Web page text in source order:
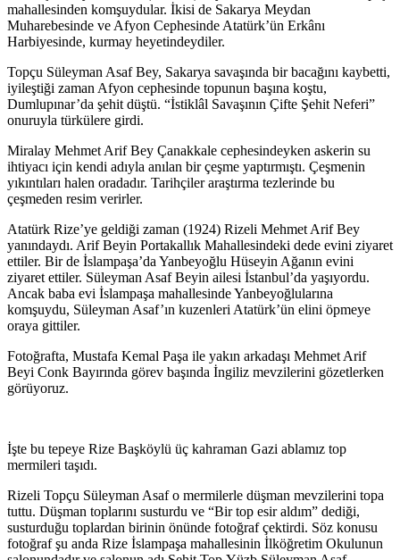
mahallesinden komşuydular. İkisi de Sakarya Meydan
Muharebesinde ve Afyon Cephesinde Atatürk’ün Erkânı
Harbiyesinde, kurmay heyetindeydiler.
Topçu Süleyman Asaf Bey, Sakarya savaşında bir bacağını kaybetti,
iyileştiği zaman Afyon cephesinde topunun başına koştu,
Dumlupınar’da şehit düştü. “İstiklâl Savaşının Çifte Şehit Neferi”
onuruyla türkülere girdi.
Miralay Mehmet Arif Bey Çanakkale cephesindeyken askerin su
ihtiyacı için kendi adıyla anılan bir çeşme yaptırmıştı. Çeşmenin
yıkıntıları halen oradadır. Tarihçiler araştırma tezlerinde bu
çeşmeden resim verirler.
Atatürk Rize’ye geldiği zaman (1924) Rizeli Mehmet Arif Bey
yanındaydı. Arif Beyin Portakallık Mahallesindeki dede evini ziyaret
ettiler. Bir de İslampaşa’da Yanbeyoğlu Hüseyin Ağanın evini
ziyaret ettiler. Süleyman Asaf Beyin ailesi İstanbul’da yaşıyordu.
Ancak baba evi İslampaşa mahallesinde Yanbeyoğlularına
komşuydu, Süleyman Asaf’ın kuzenleri Atatürk’ün elini öpmeye
oraya gittiler.
Fotoğrafta, Mustafa Kemal Paşa ile yakın arkadaşı Mehmet Arif
Beyi Conk Bayırında görev başında İngiliz mevzilerini gözetlerken
görüyoruz.
İşte bu tepeye Rize Başköylü üç kahraman Gazi ablamız top
mermileri taşıdı.
Rizeli Topçu Süleyman Asaf o mermilerle düşman mevzilerini topa
tuttu. Düşman toplarını susturdu ve “Bir top esir aldım” dediği,
susturduğu toplardan birinin önünde fotoğraf çektirdi. Söz konusu
fotoğraf şu anda Rize İslampaşa mahallesinin İlköğretim Okulunun